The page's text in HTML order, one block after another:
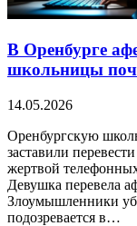
В Оренбурге
школьницы
14.05.2026
Оренбургскую
заставили
жертвой
Девушка перевела
Злоумышленники
подозревается в…